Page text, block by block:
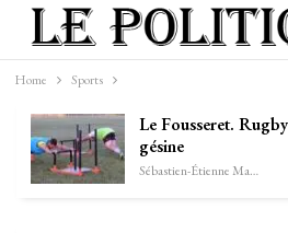
Home Sports
Le Fousseret.
gésine
Sébastien-Étienne Marechal